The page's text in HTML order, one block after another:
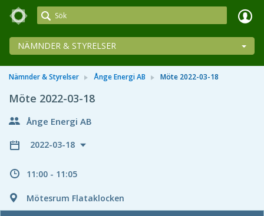
Meetings+
NÄMNDER & STYRELSER
Nämnder & Styrelser Ånge Energi AB Möte 2022-03-18
Möte 2022-03-18
Ånge Energi AB
2022-03-18
11:00 - 11:05
Mötesrum Flataklocken